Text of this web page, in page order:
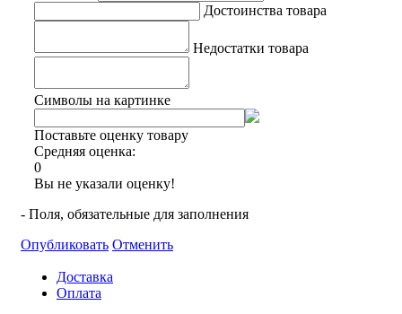
Достоинства товара
Недостатки товара
Символы на картинке
Поставьте оценку товару
Средняя оценка:
0
Вы не указали оценку!
- Поля, обязательные для заполнения
Опубликовать Отменить
Доставка
Оплата